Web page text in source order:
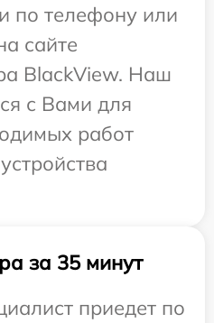
по телефону или
сайте
BlackView. Наш
с Вами для
работ
за 35 минут
приедет по